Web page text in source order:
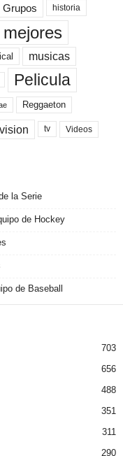
Grupos historia
mejores
musicas
Pelicula
Reggaeton
tv Videos
la Serie
de Hockey
de Baseball
703
656
488
351
311
290